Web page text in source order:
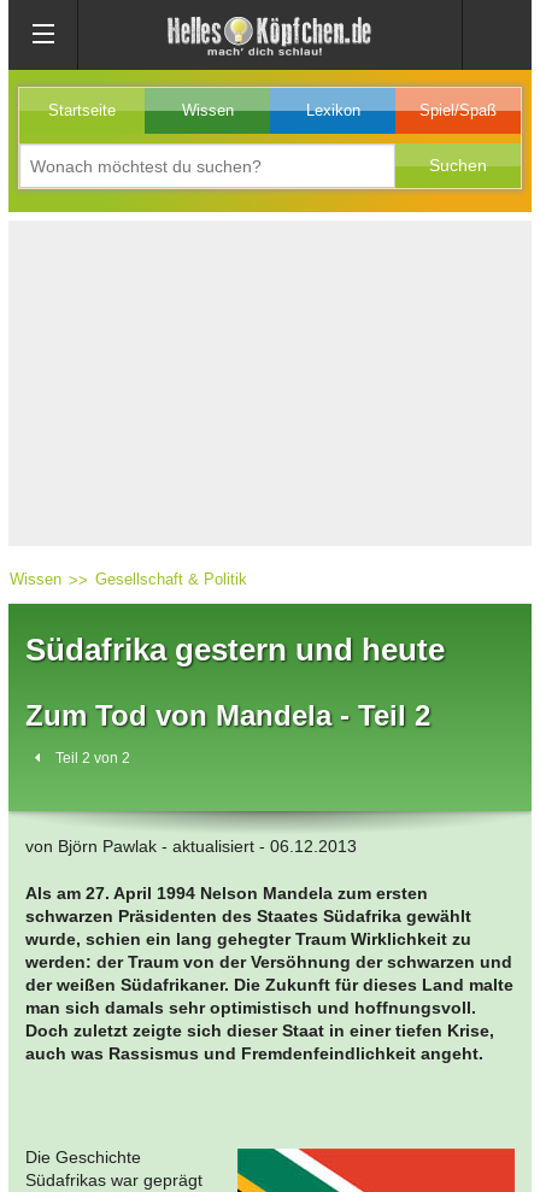
Startseite Wissen Lexikon Spiel/Spaß
Wissen Gesellschaft & Politik
Südafrika gestern und heute
Zum Tod von Mandela - Teil 2
Teil 2 von 2
von Björn Pawlak - aktualisiert - 06.12.2013
Als am 27. April 1994 Nelson Mandela zum ersten
schwarzen Präsidenten des Staates Südafrika gewählt
wurde, schien ein lang gehegter Traum Wirklichkeit zu
werden: der Traum von der Versöhnung der schwarzen und
der weißen Südafrikaner. Die Zukunft für dieses Land malte
man sich damals sehr optimistisch und hoffnungsvoll.
Doch zuletzt zeigte sich dieser Staat in einer tiefen Krise,
auch was Rassismus und Fremdenfeindlichkeit angeht.
Die Geschichte
Südafrikas war geprägt